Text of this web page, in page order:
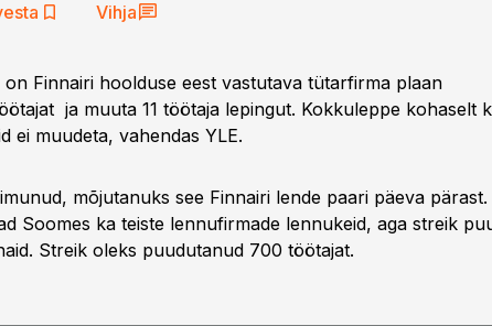
Vihja
Finnairi hoolduse eest vastutava tütarfirma plaan
ja muuta 11 töötaja lepingut. Kokkuleppe kohaselt
ei muudeta, vahendas YLE.
mõjutanuks see Finnairi lende paari päeva
Soomes ka teiste lennufirmade lennukeid, aga streik
Streik oleks puudutanud 700 töötajat.